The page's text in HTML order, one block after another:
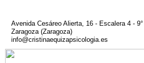
Avenida Cesáreo Alierta, 16 - Escalera 4 -
Zaragoza (Zaragoza)
info@cristinaequizapsicologia.es